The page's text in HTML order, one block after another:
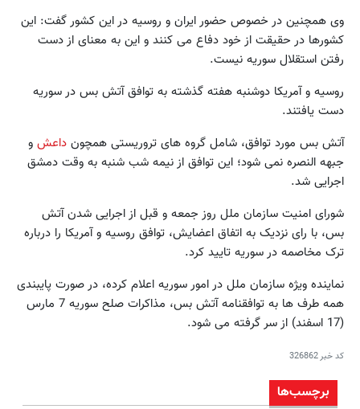
وی همچنین در خصوص حضور ایران و روسیه در این کشور گفت: این
کشورها در حقیقت از خود دفاع می کنند و این به معنای از دست
رفتن استقلال سوریه نیست.
روسیه و آمریکا دوشنبه هفته گذشته به توافق آتش بس در سوریه
دست یافتند.
آتش بس مورد توافق، شامل گروه های تروریستی همچون داعش و
جبهه النصره نمی شود؛ این توافق از نیمه شب شنبه به وقت دمشق
اجرایی شد.
شورای امنیت سازمان ملل روز جمعه و قبل از اجرایی شدن آتش
بس، با رای نزدیک به اتفاق اعضایش، توافق روسیه و آمریکا را درباره
ترک مخاصمه در سوریه تایید کرد.
نماینده ویژه سازمان ملل در امور سوریه اعلام کرده، در صورت پایبندی
همه طرف ها به توافقنامه آتش بس، مذاکرات صلح سوریه 7 مارس
(17 اسفند) از سر گرفته می شود.
کد خبر326862
برچسب‌ها